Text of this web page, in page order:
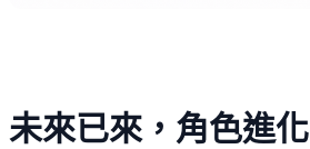
未來已來，角色進化